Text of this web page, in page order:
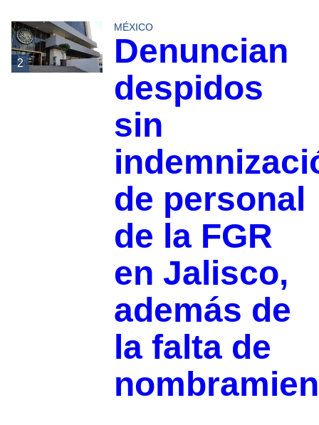
2
MÉXICO
Denuncian
despidos
sin
de personal
de la FGR
en Jalisco,
además de
la falta de